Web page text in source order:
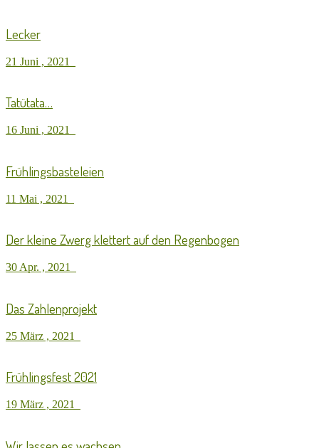
Lecker
21 Juni , 2021
Tatütata…
16 Juni , 2021
Frühlingsbasteleien
11 Mai , 2021
Der kleine Zwerg klettert auf den Regenbogen
30 Apr. , 2021
Das Zahlenprojekt
25 März , 2021
Frühlingsfest 2021
19 März , 2021